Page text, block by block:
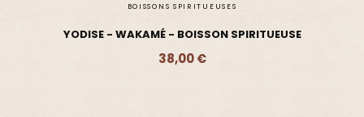
BOISSONS SPIRITUEUSES
YODISE - WAKAMÉ - BOISSON SPIRITUEUSE
38,00 €
Ajouter - 38,00 €